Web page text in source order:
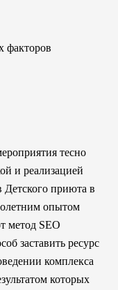
факторов
тесно
и реализацией
приюта в
опытом
метод SEO
заставить ресурс
комплекса
которых